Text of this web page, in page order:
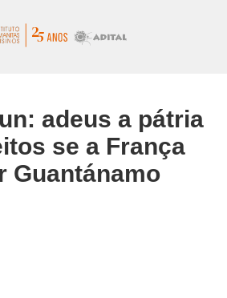
adeus a pátria
se a França
Guantánamo